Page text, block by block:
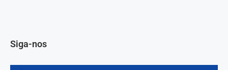
Siga-nos